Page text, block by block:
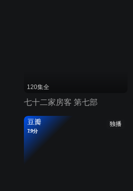
120集全
七十二家房客 第七部
独播
豆瓣
7.9分